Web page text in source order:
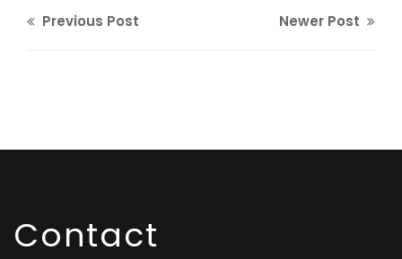
Previous Post Newer Post
Contact